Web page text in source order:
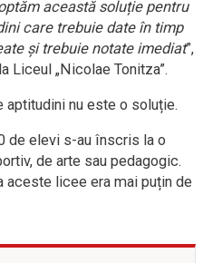
această soluție pentru
care trebuie date în timp
și trebuie notate imediat”,
Liceul „Nicolae Tonitza”.
aptitudini nu este o soluție.
de elevi s-au înscris la o
de arte sau pedagogic.
licee era mai puțin de